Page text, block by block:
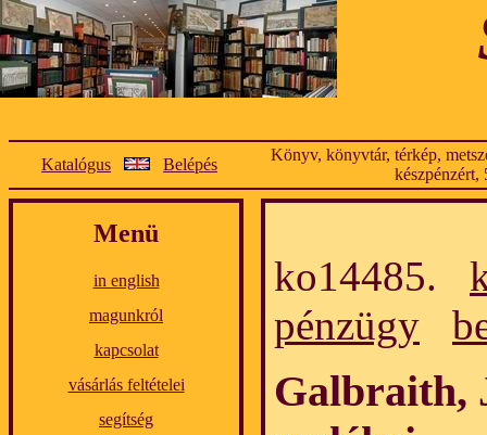
Katalógus Belépés
Könyv, könyvtár, térkép,
készpénzért,
Menü
in english
magunkról
kapcsolat
vásárlás feltételei
segítség
ko14485.
pénzügy
Galbraith,